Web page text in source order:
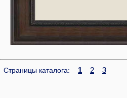
Страницы каталога: 1 2 3